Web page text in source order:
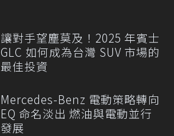
讓對手望塵莫及！2025 年賓士
GLC 如何成為台灣 SUV 市場的
最佳投資
Mercedes-Benz 電動策略轉向
EQ 命名淡出 燃油與電動並行
發展